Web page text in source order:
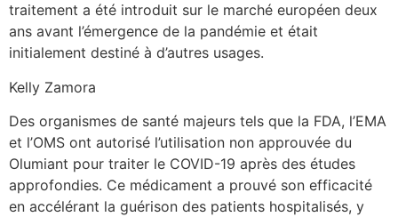
traitement a été introduit sur le marché européen deux
ans avant l’émergence de la pandémie et était
initialement destiné à d’autres usages.
Kelly Zamora
Des organismes de santé majeurs tels que la FDA, l’EMA
et l’OMS ont autorisé l’utilisation non approuvée du
Olumiant pour traiter le COVID-19 après des études
approfondies. Ce médicament a prouvé son efficacité
en accélérant la guérison des patients hospitalisés, y